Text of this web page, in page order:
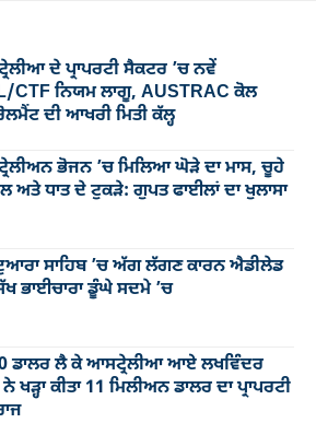
ਦੇ ਪ੍ਰਾਪਰਟੀ ਸੈਕਟਰ ’ਚ ਨਵੇਂ
CTF ਨਿਯਮ ਲਾਗੂ, AUSTRAC ਕੋਲ
ਦੀ ਆਖਰੀ ਮਿਤੀ ਕੱਲ੍ਹ
ਭੋਜਨ ’ਚ ਮਿਲਿਆ ਘੋੜੇ ਦਾ ਮਾਸ, ਚੂਹੇ
ਅਤੇ ਧਾਤ ਦੇ ਟੁਕੜੇ: ਗੁਪਤ ਫਾਈਲਾਂ ਦਾ ਖੁਲਾਸਾ
ਸਾਹਿਬ ’ਚ ਅੱਗ ਲੱਗਣ ਕਾਰਨ ਐਡੀਲੇਡ
ਭਾਈਚਾਰਾ ਡੂੰਘੇ ਸਦਮੇ ’ਚ
ਡਾਲਰ ਲੈ ਕੇ ਆਸਟ੍ਰੇਲੀਆ ਆਏ ਲਖਵਿੰਦਰ
ਖੜ੍ਹਾ ਕੀਤਾ 11 ਮਿਲੀਅਨ ਡਾਲਰ ਦਾ ਪ੍ਰਾਪਰਟੀ